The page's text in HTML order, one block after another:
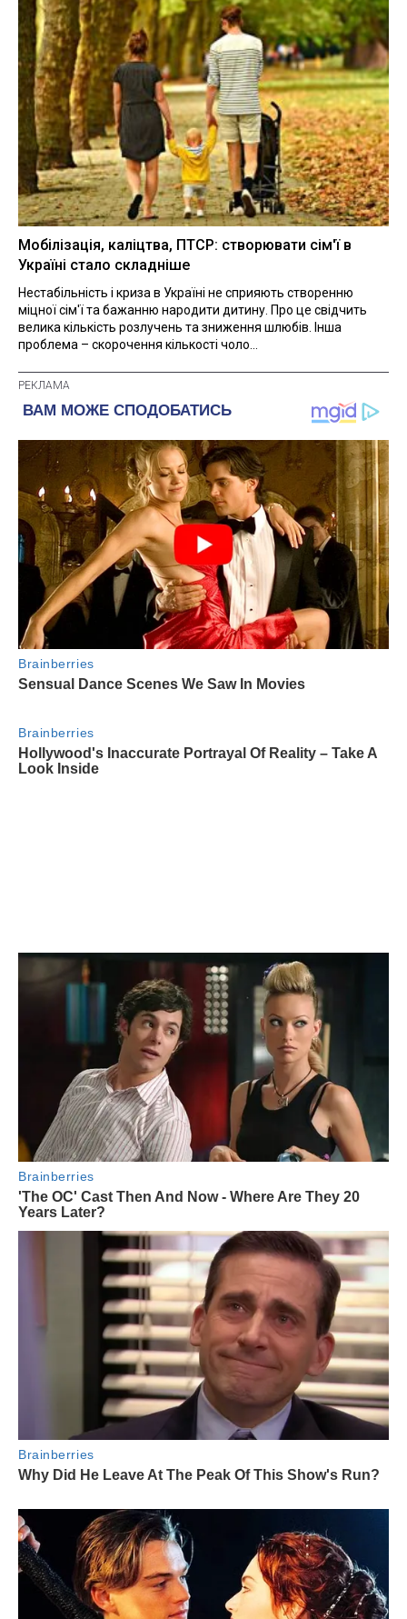
Мобілізація, каліцтва, ПТСР: створювати сім'ї в
Україні стало складніше
Нестабільність і криза в Україні не сприяють створенню
міцної сім'ї та бажанню народити дитину. Про це свідчить
велика кількість розлучень та зниження шлюбів. Інша
проблема – скорочення кількості чоло...